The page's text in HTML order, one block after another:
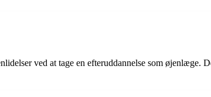
ved at tage en efteruddannelse som øjenlæge.